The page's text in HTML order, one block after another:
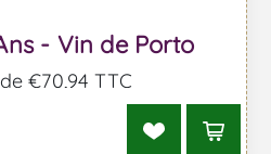
- Vin de Porto
€70,94 TTC